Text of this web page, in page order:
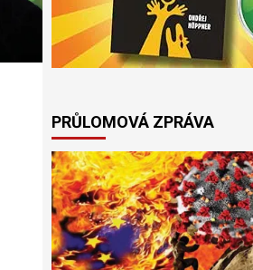
PRŮLOMOVÁ ZPRÁVA